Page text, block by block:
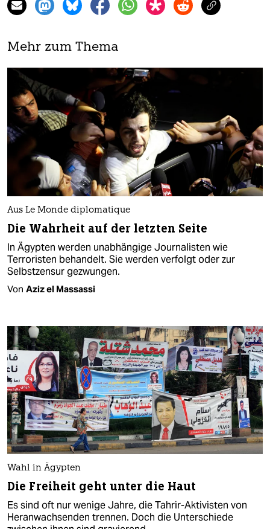
Mehr zum Thema
Aus Le Monde diplomatique
Die Wahrheit auf der letzten Seite
In Ägypten werden unabhängige Journalisten wie
Terroristen behandelt. Sie werden verfolgt oder zur
Selbstzensur gezwungen.
Von Aziz el Massassi
Wahl in Ägypten
Die Freiheit geht unter die Haut
Es sind oft nur wenige Jahre, die Tahrir-Aktivisten von
Heranwachsenden trennen. Doch die Unterschiede